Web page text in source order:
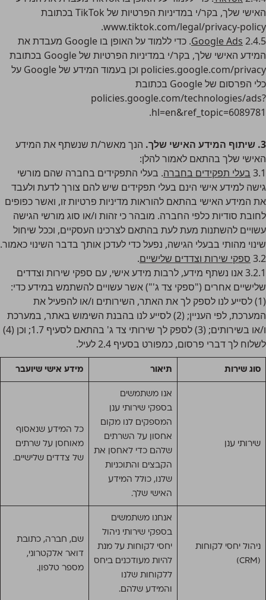
האישי שלך, בקר/י במדיניות הפרטיות של TikTok בכתובת
www.tiktok.com/legal/privacy-policy
.
2.4.5
Google Ads
. כדי ללמוד על האופן בו Google מעבדת את
המידע האישי שלך, בקר/י במדיניות הפרטיות של Google בכתובת
policies.google.com/privacy
וכן בעמוד המידע של Google על
כלי הפרסום של Google בכתובת
policies.google.com/technologies/ads?
hl=en&ref_topic=6089781
.
3. שיתוף המידע האישי שלך.
הנך מאשר/ת שנשתף את המידע
האישי שלך בהתאם לאמור להלן:
3.1 בעלי תפקידים בחברה. בעלי התפקידים בחברה שהם מורשי
גישה למידע אישי הינם בעלי תפקידים שיש להם צורך לדעת ולעבד
את המידע האישי בהתאם להוראות מדיניות פרטיות זו, ואשר כפופים
לחובת סודיות כלפי החברה. מובהר כי זהות ו/או סוג מורשי הגישה
עשויים להשתנות מעת לעת בהתאם לצרכינו העסקיים, וככל שיחול
שינוי מהותי בבעלי הגישה, נפעל כדי לעדכן אותך בדבר השינוי כאמור.
3.2 ספקי שירות וצדדים שלישיים.
3.2.1 אנו נשתף מידע, לרבות מידע אישי, עם ספקי שירות וצדדים
שלישיים אחרים ("ספקי צד ג'") אשר עשויים להשתמש במידע כדי:
(1) לסייע לנו לספק לך את האתר, השירותים ו/או להפעיל את
המערכת, לפי העניין; (2) לסייע לנו בהבנת השימוש באתר, במערכת
ו/או בשירותים; (3) לספק לך שירותי צד ג' בהתאם לסעיף 1.7; וכן (4)
לשלוח לך דברי פרסום, כמפורט בסעיף 2.4 לעיל.
סוג שירות תיאור מידע אישי שיועבר
שירותי ענן
אנו משתמשים
בספקי שירותי ענן
המספקים לנו מקום
אחסון על השרתים
שלהם כדי לאחסן את
הקבצים והתוכניות
שלנו, כולל המידע
האישי שלך.
כל המידע שנאסוף
מאוחסן על שרתים
של צדדים שלישיים.
ניהול יחסי לקוחות
(CRM)
אנחנו משתמשים
בספקי שירותי ניהול
יחסי לקוחות על מנת
להיות מעודכנים ביחס
ללקוחות שלנו
והמידע שלהם.
שם, חברה, כתובת
דואר אלקטרוני,
מספר טלפון.